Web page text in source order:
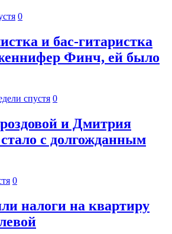
0
и бас-гитаристка
Финч, ей было
спустя 0
и Дмитрия
с долгожданным
0
налоги на квартиру